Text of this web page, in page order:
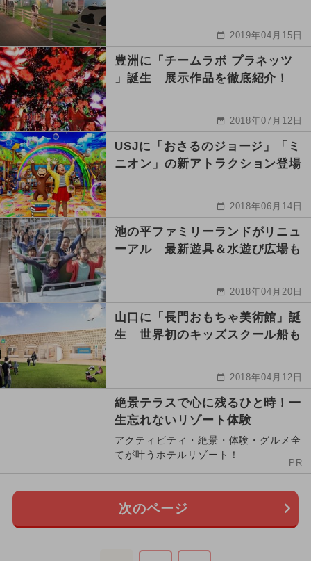
2019年04月15日
豊洲に「チームラボ プラネッツ
」誕生 展示作品を徹底紹介！
2018年07月12日
USJに「おさるのジョージ」「ミ
ニオン」の新アトラクション登場
2018年06月14日
池の平ファミリーランドがリニュ
ーアル 最新遊具＆水遊び広場も
2018年04月20日
山口に「長門おもちゃ美術館」誕
生 世界初のキッズスクール船も
2018年04月12日
絶景テラスで心に残るひと時！一
生忘れないリゾート体験
アクティビティ・絶景・体験・グルメ全
てが叶うホテルリゾート！
PR
次のページ